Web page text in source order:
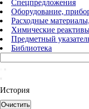
Спецпредложения
Оборудование,
Расходные
Химические
Предметный
Библиотека
История
Очистить